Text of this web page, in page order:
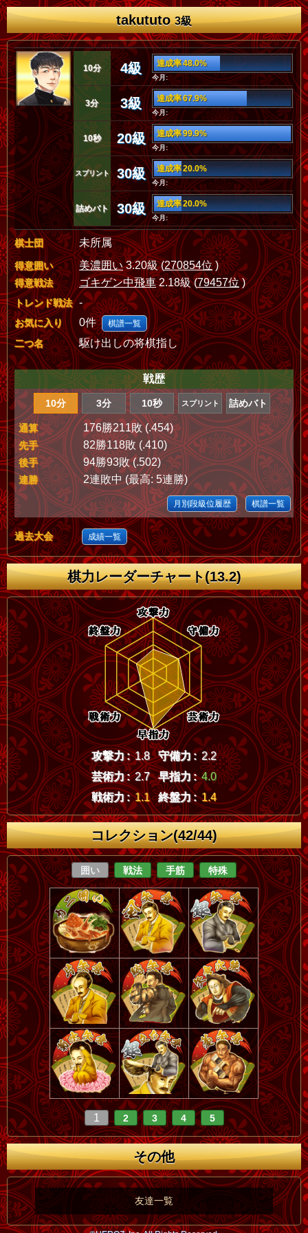
takututo3級
10分 4級 達成率 48.0%
今月:
3分 3級 達成率 67.9%
今月:
10秒 20級 達成率 99.9%
今月:
スプリント 30級 達成率 20.0%
今月:
詰めバト 30級 達成率 20.0%
今月:
棋士団 未所属
得意囲い 美濃囲い3.20級 (270854位)
得意戦法 ゴキゲン中飛車2.18級 (79457位)
トレンド戦法 -
お気に入り 0件 棋譜一覧
二つ名 駆け出しの将棋指し
戦歴
10分 3分 10秒 スプリント 詰めバト
通算 176勝211敗 (.454)
先手 82勝118敗 (.410)
後手 94勝93敗 (.502)
連勝 2連敗中 (最高: 5連勝)
月別段級位履歴 棋譜一覧
過去大会 成績一覧
棋力レーダーチャート(13.2)
攻撃力 : 1.8 守備力 : 2.2
芸術力 : 2.7 早指力 : 4.0
戦術力 : 1.1 終盤力 : 1.4
コレクション(42/44)
囲い 戦法 手筋 特殊
1 2 3 4 5
その他
友達一覧